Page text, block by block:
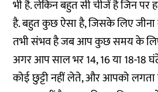
भी है. लेकिन बहुत सी चीजें है जिन पर
है. बहुत कुछ ऐसा है, जिसके लिए
तभी संभव है जब आप कुछ समय के
अगर आप साल भर 14, 16 या 18-18
कोई छुट्टी नहीं लेते, और आपको